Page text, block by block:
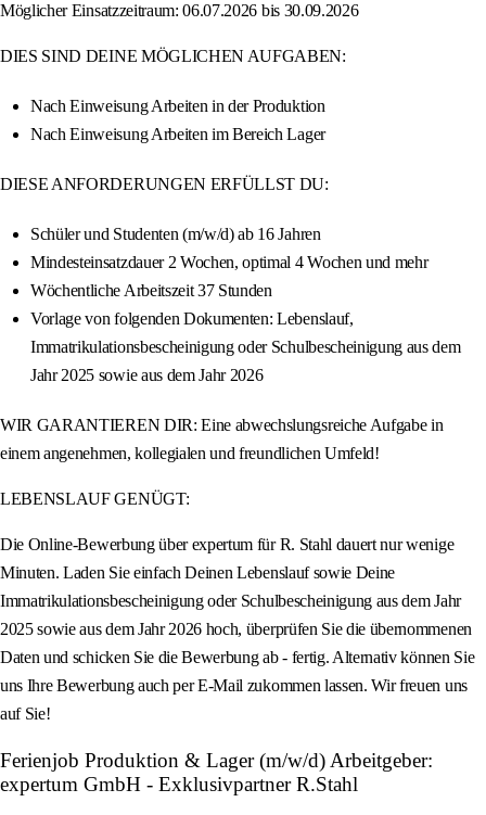
Möglicher Einsatzzeitraum: 06.07.2026 bis 30.09.2026
DIES SIND DEINE MÖGLICHEN AUFGABEN:
Nach Einweisung Arbeiten in der Produktion
Nach Einweisung Arbeiten im Bereich Lager
DIESE ANFORDERUNGEN ERFÜLLST DU:
Schüler und Studenten (m/w/d) ab 16 Jahren
Mindesteinsatzdauer 2 Wochen, optimal 4 Wochen und mehr
Wöchentliche Arbeitszeit 37 Stunden
Vorlage von folgenden Dokumenten: Lebenslauf,
Immatrikulationsbescheinigung oder Schulbescheinigung aus dem
Jahr 2025 sowie aus dem Jahr 2026
WIR GARANTIEREN DIR: Eine abwechslungsreiche Aufgabe in
einem angenehmen, kollegialen und freundlichen Umfeld!
LEBENSLAUF GENÜGT:
Die Online-Bewerbung über expertum für R. Stahl dauert nur wenige
Minuten. Laden Sie einfach Deinen Lebenslauf sowie Deine
Immatrikulationsbescheinigung oder Schulbescheinigung aus dem Jahr
2025 sowie aus dem Jahr 2026 hoch, überprüfen Sie die übernommenen
Daten und schicken Sie die Bewerbung ab - fertig. Alternativ können Sie
uns Ihre Bewerbung auch per E-Mail zukommen lassen. Wir freuen uns
auf Sie!
Ferienjob Produktion & Lager (m/w/d) Arbeitgeber:
expertum GmbH - Exklusivpartner R.Stahl